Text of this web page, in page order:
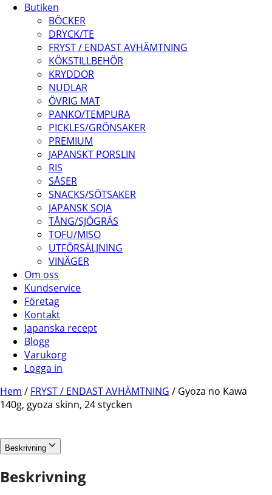
Butiken
BÖCKER
DRYCK/TE
FRYST / ENDAST AVHÄMTNING
KÖKSTILLBEHÖR
KRYDDOR
NUDLAR
ÖVRIG MAT
PANKO/TEMPURA
PICKLES/GRÖNSAKER
PREMIUM
JAPANSKT PORSLIN
RIS
SÅSER
SNACKS/SÖTSAKER
JAPANSK SOJA
TÅNG/SJÖGRÄS
TOFU/MISO
UTFÖRSÄLJNING
VINÄGER
Om oss
Kundservice
Företag
Kontakt
Japanska recept
Blogg
Varukorg
Logga in
Hem / FRYST / ENDAST AVHÄMTNING / Gyoza no Kawa
140g, gyoza skinn, 24 stycken
Beskrivning
Beskrivning